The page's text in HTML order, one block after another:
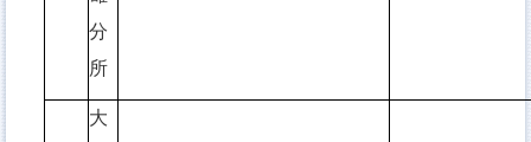
分
所
大